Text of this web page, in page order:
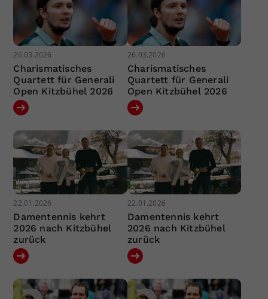
26.03.2026
Charismatisches
Quartett für Generali
Open Kitzbühel 2026
26.03.2026
Charismatisches
Quartett für Generali
Open Kitzbühel 2026
22.01.2026
Damentennis kehrt
2026 nach Kitzbühel
zurück
22.01.2026
Damentennis kehrt
2026 nach Kitzbühel
zurück